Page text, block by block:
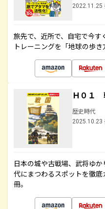
2022.11.25
旅先で、近所で、自宅で今
トレーニングを「地球の歩
Ｈ０１
歴史時代
2025.10.23
日本の城や古戦場、武将ゆ
代にまつわるスポットを徹
冊。